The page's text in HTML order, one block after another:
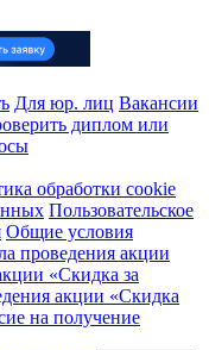
Для юр. лиц Вакансии
диплом или
обработки cookie
Пользовательское
Общие условия
проведения акции
«Скидка за
акции «Скидка
на получение